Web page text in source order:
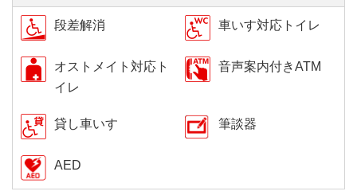
段差解消 車いす対応トイレ
オストメイト対応ト
イレ
音声案内付きATM
貸し車いす 筆談器
AED